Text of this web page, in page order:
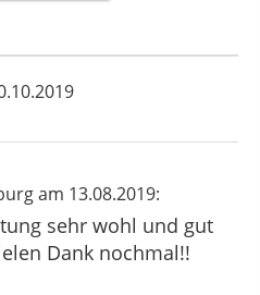
am 13.08.2019:
sehr wohl und gut
Dank nochmal!!